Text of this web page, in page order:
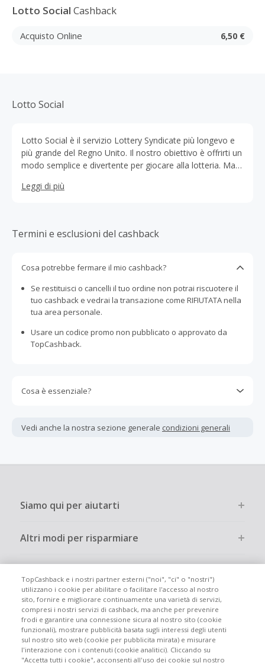
Lotto Social Cashback
Acquisto Online 6,50 €
Lotto Social
Lotto Social è il servizio Lottery Syndicate più longevo e
più grande del Regno Unito. Il nostro obiettivo è offrirti un
modo semplice e divertente per giocare alla lotteria. Ma
quella formula vincente! Quindi, che si tratti di vincere
opportunità vincenti per tutti gli amanti della lotteria!
Leggi di più
Termini e esclusioni del cashback
Cosa potrebbe fermare il mio cashback?
Se restituisci o cancelli il tuo ordine non potrai riscuotere il
tuo cashback e vedrai la transazione come RIFIUTATA nella
tua area personale.
Usare un codice promo non pubblicato o approvato da
TopCashback.
Cosa è essenziale?
interamente online.
dall'acquisto. Pertanto, se noti che il tuo cashback è
Vedi anche la nostra sezione generale condizioni generali
Siamo qui per aiutarti
Altri modi per risparmiare
Partecipa
Info legali
TopCashback e i nostri partner esterni ("noi", "ci" o "nostri")
utilizzano i cookie per abilitare o facilitare l'accesso al nostro
sito, fornire e migliorare continuamente una varietà di servizi,
compresi i nostri servizi di cashback, ma anche per prevenire
frodi e garantire una connessione sicura al nostro sito (cookie
funzionali), mostrare pubblicità basata sugli interessi degli utenti
sul nostro sito web (cookie per pubblicita mirata) e misurare
l'interazione con i contenuti (cookie analitici). Cliccando su
"Accetta tutti i cookie", acconsenti all'uso dei cookie sul nostro